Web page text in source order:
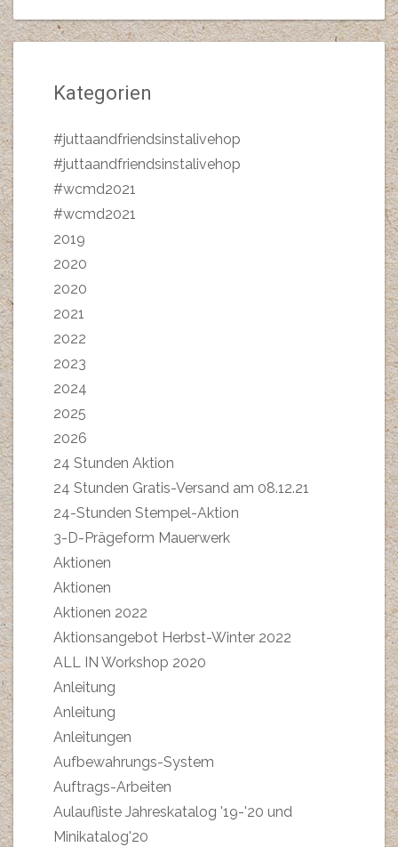
Kategorien
#juttaandfriendsinstalivehop
#juttaandfriendsinstalivehop
#wcmd2021
#wcmd2021
2019
2020
2020
2021
2022
2023
2024
2025
2026
24 Stunden Aktion
24 Stunden Gratis-Versand am 08.12.21
24-Stunden Stempel-Aktion
3-D-Prägeform Mauerwerk
Aktionen
Aktionen
Aktionen 2022
Aktionsangebot Herbst-Winter 2022
ALL IN Workshop 2020
Anleitung
Anleitung
Anleitungen
Aufbewahrungs-System
Auftrags-Arbeiten
Aulaufliste Jahreskatalog '19-'20 und
Minikatalog'20